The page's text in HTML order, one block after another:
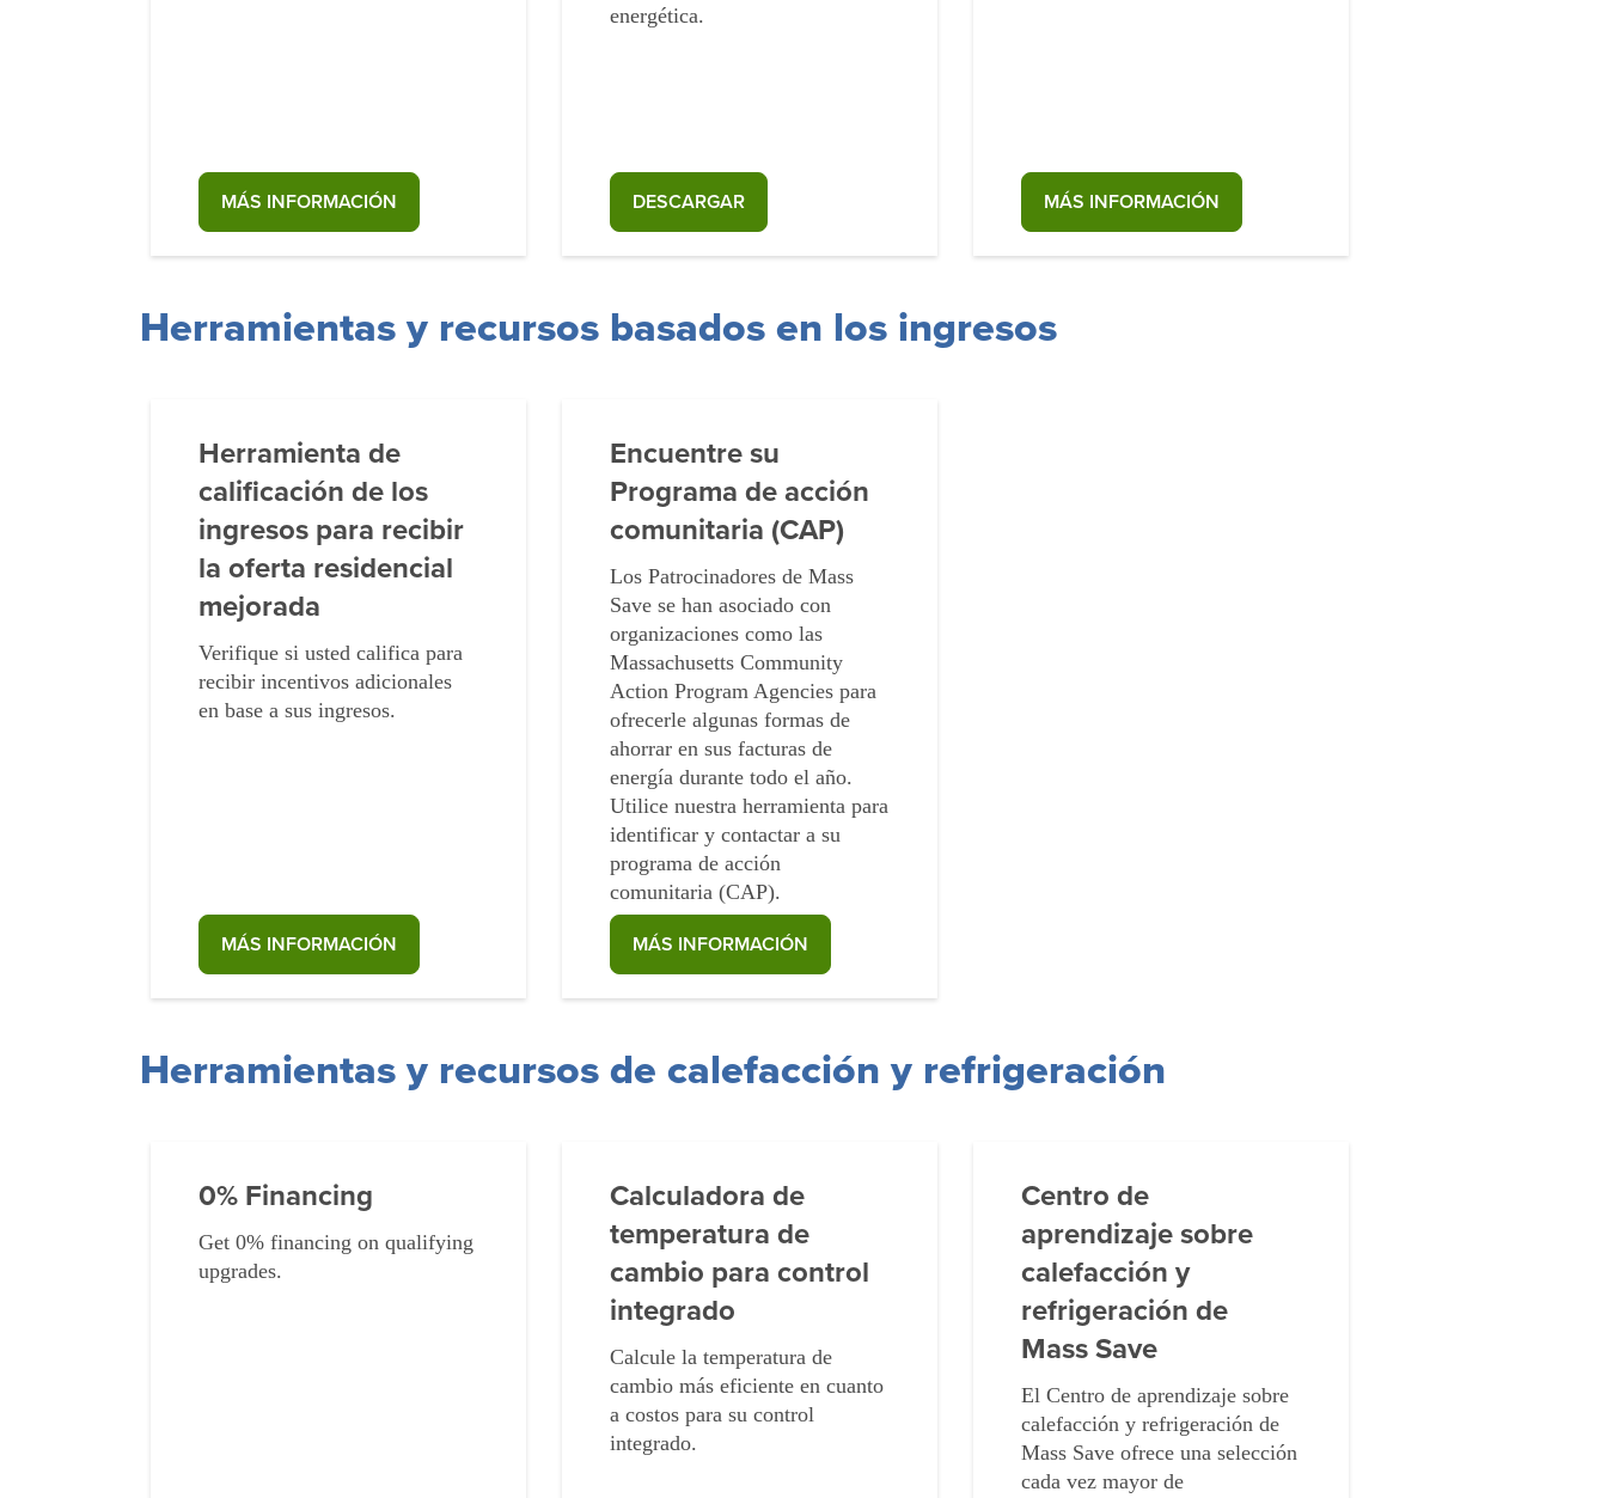
MÁS INFORMACIÓN
energética.
DESCARGAR MÁS INFORMACIÓN
Herramientas y recursos basados en los ingresos
Herramienta de
calificación de los
ingresos para recibir
la oferta residencial
mejorada
Verifique si usted califica para
recibir incentivos adicionales
en base a sus ingresos.
MÁS INFORMACIÓN
Encuentre su
Programa de acción
comunitaria (CAP)
Los Patrocinadores de Mass
Save se han asociado con
organizaciones como las
Massachusetts Community
Action Program Agencies para
ofrecerle algunas formas de
ahorrar en sus facturas de
energía durante todo el año.
Utilice nuestra herramienta para
identificar y contactar a su
programa de acción
comunitaria (CAP).
MÁS INFORMACIÓN
Herramientas y recursos de calefacción y refrigeración
0% Financing
Get 0% financing on qualifying
upgrades.
Calculadora de
temperatura de
cambio para control
integrado
Calcule la temperatura de
cambio más eficiente en cuanto
a costos para su control
integrado.
Centro de
aprendizaje sobre
calefacción y
refrigeración de
Mass Save
El Centro de aprendizaje sobre
calefacción y refrigeración de
Mass Save ofrece una selección
cada vez mayor de